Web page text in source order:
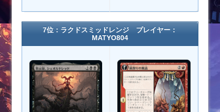
7位：ラクドスミッドレンジ プレイヤー：
MATYO804